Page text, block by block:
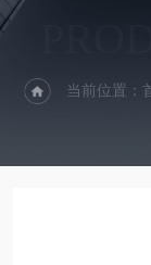
当前位置：